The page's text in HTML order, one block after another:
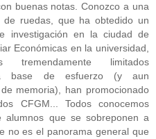
buenas notas. Conozco a una
ruedas, que ha obtedido un
investigación en la ciudad de
Económicas en la universidad,
limitados
a base de esfuerzo (y aun
memoria), han promocionado
CFGM... Todos conocemos
alumnos que se sobreponen a
no es el panorama general que